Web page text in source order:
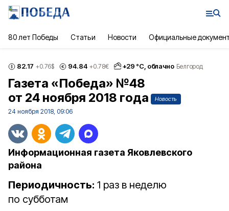
80 лет Победы Статьи Новости Официальные
82.17 +0.76$ 94.84 +0.78€ +29 °С, облачно Белгород
Газета «Победа» №48
от 24 ноября 2018 года
Новость
24 ноября 2018, 09:06
Информационная газета Яковлевского
района
Периодичность: 1 раз в неделю
по субботам